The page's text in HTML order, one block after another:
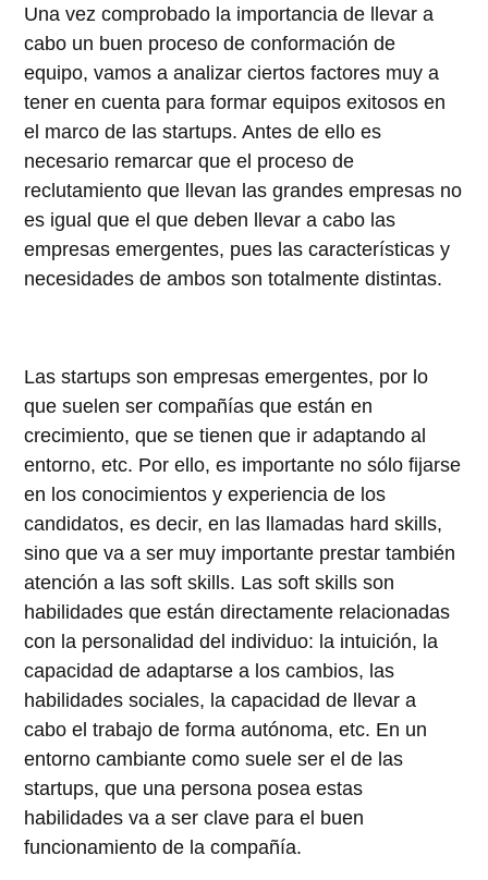
Una vez comprobado la importancia de llevar a
cabo un buen proceso de conformación de
equipo, vamos a analizar ciertos factores muy a
tener en cuenta para formar equipos exitosos en
el marco de las startups. Antes de ello es
necesario remarcar que el proceso de
reclutamiento que llevan las grandes empresas no
es igual que el que deben llevar a cabo las
empresas emergentes, pues las características y
necesidades de ambos son totalmente distintas.
Las startups son empresas emergentes, por lo
que suelen ser compañías que están en
crecimiento, que se tienen que ir adaptando al
entorno, etc. Por ello, es importante no sólo fijarse
en los conocimientos y experiencia de los
candidatos, es decir, en las llamadas hard skills,
sino que va a ser muy importante prestar también
atención a las soft skills. Las soft skills son
habilidades que están directamente relacionadas
con la personalidad del individuo: la intuición, la
capacidad de adaptarse a los cambios, las
habilidades sociales, la capacidad de llevar a
cabo el trabajo de forma autónoma, etc. En un
entorno cambiante como suele ser el de las
startups, que una persona posea estas
habilidades va a ser clave para el buen
funcionamiento de la compañía.